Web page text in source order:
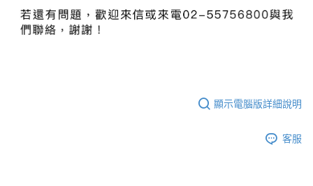
顯示電腦版詳細說明
客服